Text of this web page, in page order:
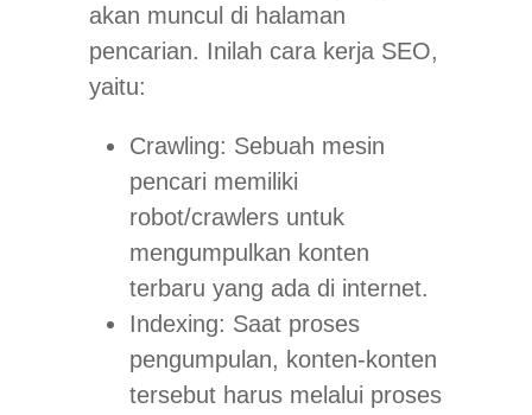
akan muncul di halaman
pencarian. Inilah cara kerja SEO,
yaitu:
Crawling: Sebuah mesin
pencari memiliki
robot/crawlers untuk
mengumpulkan konten
terbaru yang ada di internet.
Indexing: Saat proses
pengumpulan, konten-konten
tersebut harus melalui proses